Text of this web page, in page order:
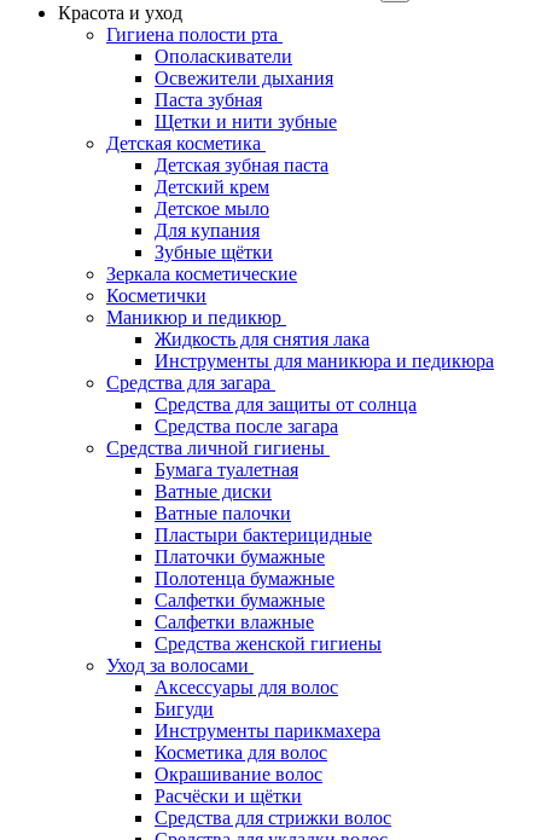
Красота и уход
Гигиена полости рта
Ополаскиватели
Освежители дыхания
Паста зубная
Щетки и нити зубные
Детская косметика
Детская зубная паста
Детский крем
Детское мыло
Для купания
Зубные щётки
Зеркала косметические
Косметички
Маникюр и педикюр
Жидкость для снятия лака
Инструменты для маникюра и педикюра
Средства для загара
Средства для защиты от солнца
Средства после загара
Средства личной гигиены
Бумага туалетная
Ватные диски
Ватные палочки
Пластыри бактерицидные
Платочки бумажные
Полотенца бумажные
Салфетки бумажные
Салфетки влажные
Средства женской гигиены
Уход за волосами
Аксессуары для волос
Бигуди
Инструменты парикмахера
Косметика для волос
Окрашивание волос
Расчёски и щётки
Средства для стрижки волос